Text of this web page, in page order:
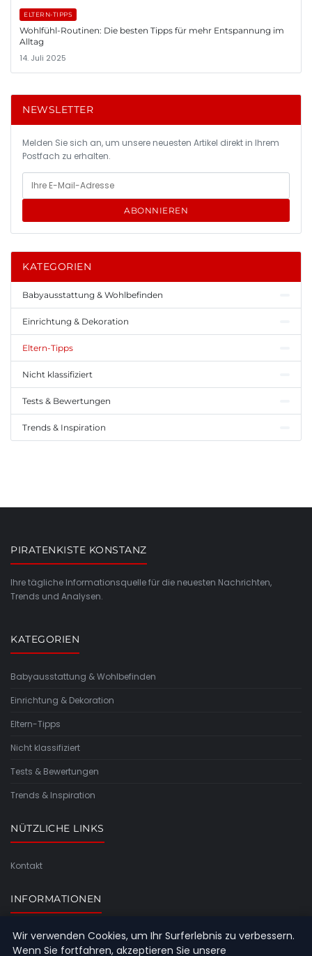
ELTERN-TIPPS
Wohlfühl-Routinen: Die besten Tipps für mehr Entspannung im
Alltag
14. Juli 2025
NEWSLETTER
Melden Sie sich an, um unsere neuesten Artikel direkt in Ihrem
Postfach zu erhalten.
ABONNIEREN
KATEGORIEN
Babyausstattung & Wohlbefinden
Einrichtung & Dekoration
Eltern-Tipps
Nicht klassifiziert
Tests & Bewertungen
Trends & Inspiration
PIRATENKISTE KONSTANZ
Ihre tägliche Informationsquelle für die neuesten Nachrichten,
Trends und Analysen.
KATEGORIEN
Babyausstattung & Wohlbefinden
Einrichtung & Dekoration
Eltern-Tipps
Nicht klassifiziert
Tests & Bewertungen
Trends & Inspiration
NÜTZLICHE LINKS
Kontakt
INFORMATIONEN
Seitenübersicht
Wir verwenden Cookies, um Ihr Surferlebnis zu verbessern.
Wenn Sie fortfahren, akzeptieren Sie unsere